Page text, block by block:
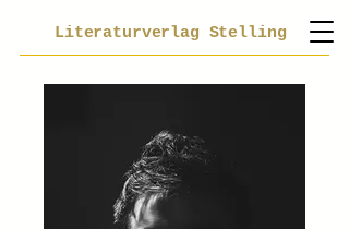
Literaturverlag Stelling